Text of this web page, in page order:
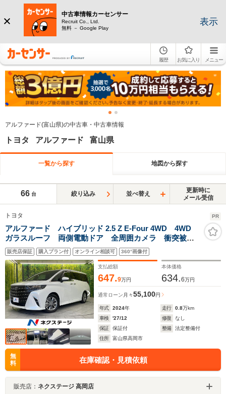
中古車情報カーセンサー
Recruit Co., Ltd.
無料 － Google Play
表示
履歴 お気に入り メニュー
アルファード(富山県)の中古車・中古車情報
トヨタ アルファード 富山県
一覧から探す 地図から探す
66 台 絞り込み 並べ替え
更新時に
メール受信
トヨタ PR
アルファード ハイブリッド 2.5 Z E-Four 4WD 4WD
ガラスルーフ 両側電動ドア 全周囲カメラ 衝突被害
軽減システム レーダークルーズ 禁煙車 電動リアゲ
ート レザーシート 前席シートエアコン リアシート
エアコン 前後席パワーシート
販売店保証 購入プラン付 オンライン相談可 360°画像付
支払総額
647.9万円
本体価格
634.6万円
通常ローン 月々55,100円
年式 2024年 走行 0.8万km
車検
'27/12 修復
なし
保証
保証付 整備
法定整備付
住所
富山県高岡市
無
料
在庫確認・見積依頼
販売店： ネクステージ 高岡店